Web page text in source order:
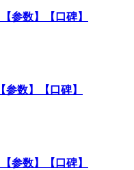
【参数】 【口碑】
【参数】 【口碑】
【参数】 【口碑】